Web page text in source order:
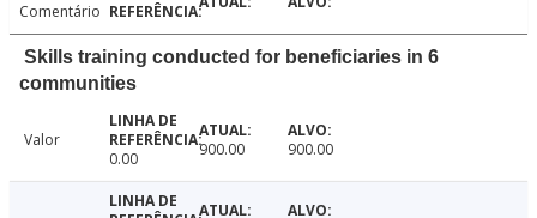
Comentário
Skills training conducted for beneficiaries in 6
communities
Valor
0.00
900.00 900.00